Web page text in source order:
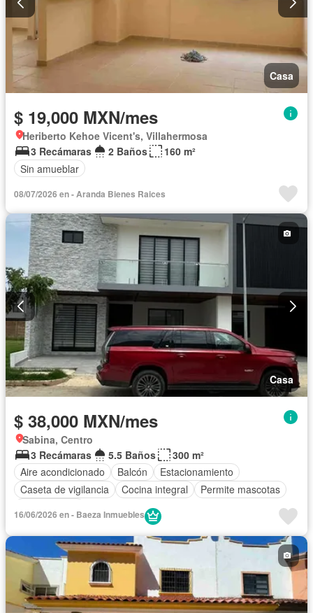
Casa
$ 19,000 MXN/mes
Heriberto Kehoe Vicent's, Villahermosa
3 Recámaras
2 Baños
160 m²
Sin amueblar
08/07/2026 en - Aranda Bienes Raices
Casa
$ 38,000 MXN/mes
Sabina, Centro
3 Recámaras
5.5 Baños
300 m²
Aire acondicionado
Balcón
Estacionamiento
Caseta de vigilancia
Cocina integral
Permite mascotas
16/06/2026 en - Baeza Inmuebles